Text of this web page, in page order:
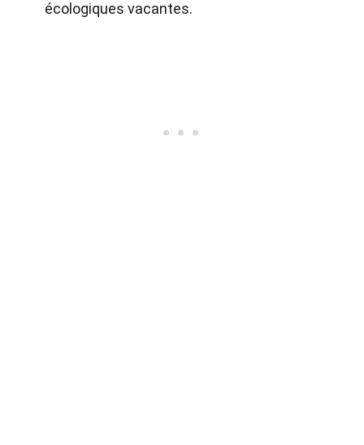
écologiques vacantes.